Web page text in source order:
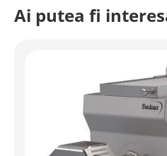
Ai putea fi